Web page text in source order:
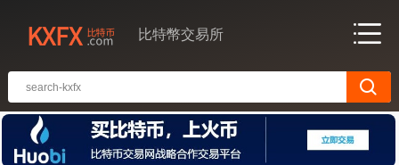
比特幣交易所